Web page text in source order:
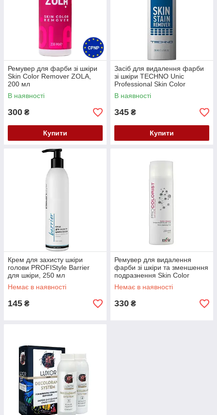
Ремувер для фарби зі шкіри
Skin Color Remover ZOLA,
200 мл
В наявності
300 ₴
Купити
Засіб для видалення фарби
зі шкіри TECHNO Unic
Professional Skin Color
Remover, 200 мл
В наявності
345 ₴
Купити
Крем для захисту шкіри
голови PROFIStyle Barrier
для шкіри, 250 мл
Немає в наявності
145 ₴
Ремувер для видалення
фарби зі шкіри та зменшення
подразнення Skin Color
Remover Pro Colorist Italy,
200 мл
Немає в наявності
330 ₴